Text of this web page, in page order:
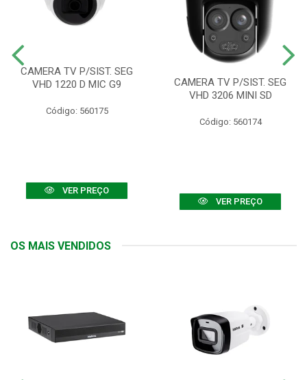
CAMERA TV P/SIST. SEG
VHD 1220 D MIC G9
Código: 560175
VER PREÇO
CAMERA TV P/SIST. SEG
VHD 3206 MINI SD
Código: 560174
VER PREÇO
OS MAIS VENDIDOS